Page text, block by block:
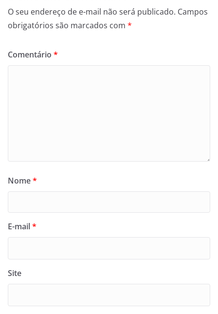
O seu endereço de e-mail não será publicado. Campos
obrigatórios são marcados com *
Comentário *
Nome*
E-mail*
Site